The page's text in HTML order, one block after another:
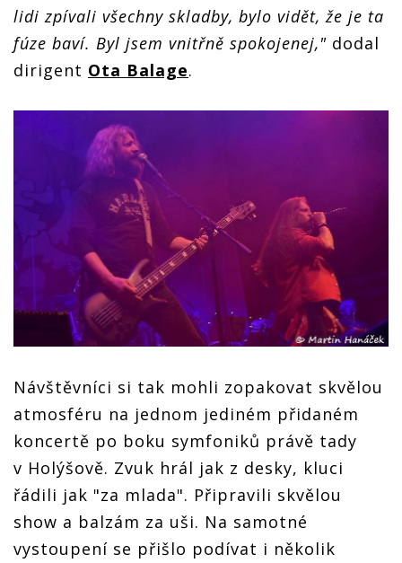
lidi zpívali všechny skladby, bylo vidět, že je ta
fúze baví. Byl jsem vnitřně spokojenej," dodal
dirigent Ota Balage.
Návštěvníci si tak mohli zopakovat skvělou
atmosféru na jednom jediném přidaném
koncertě po boku symfoniků právě tady
v Holýšově. Zvuk hrál jak z desky, kluci
řádili jak "za mlada". Připravili skvělou
show a balzám za uši. Na samotné
vystoupení se přišlo podívat i několik